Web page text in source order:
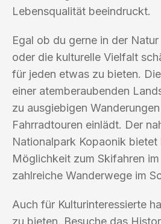
Lebensqualität beeindruckt.
Egal ob du gerne in der
oder die kulturelle Vielfalt
für jeden etwas zu bieten.
einer atemberaubenden
zu ausgiebigen
Fahrradtouren einlädt. Der
Nationalpark Kopaonik
Möglichkeit zum Skifahren
zahlreiche Wanderwege im
Auch für Kulturinteressierte
zu bieten. Besuche das